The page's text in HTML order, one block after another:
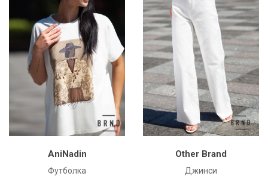
AniNadin
Футболка
Other Brand
Джинси